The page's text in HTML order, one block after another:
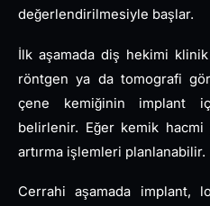
değerlendirilmesiyle başlar.
İlk aşamada diş hekimi
röntgen ya da tomografi
çene kemiğinin implant
belirlenir. Eğer kemik
artırma işlemleri planlanabilir.
Cerrahi aşamada implant,